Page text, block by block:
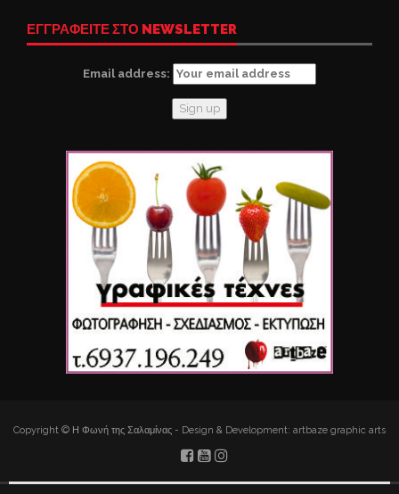
ΕΓΓΡΑΦΕΙΤΕ ΣΤΟ NEWSLETTER
Email address:
Copyright © Η Φωνή της Σαλαμίνας - Design & Development: artbaze graphic arts